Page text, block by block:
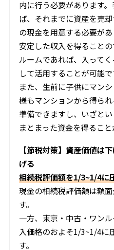
内に行う必要があります
ば、それまでに資産を売
の現金を用意する必要があ
安定した収入を得ること
ルームであれば、入って
して活用することが可能で
また、生前に子供にマン
様もマンションから得ら
準備できますし、いざと
まとまった資金を得ること
【節税対策】資産価値は
げる
相続税評価額を1/3~1/4に
現金の相続税評価額は額
す。
一方、東京・中古・ワン
入価格のおよそ1/3~1/4に
す。